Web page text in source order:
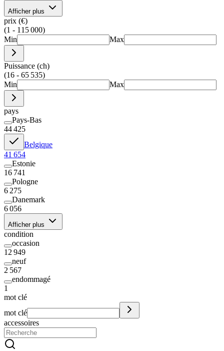
Afficher plus
prix (€)
(1 - 115 000)
Min
Max
Puissance (ch)
(16 - 65 535)
Min
Max
pays
Pays-Bas
44 425
Belgique
41 654
Estonie
16 741
Pologne
6 275
Danemark
6 056
Afficher plus
condition
occasion
12 949
neuf
2 567
endommagé
1
mot clé
mot clé
accessoires